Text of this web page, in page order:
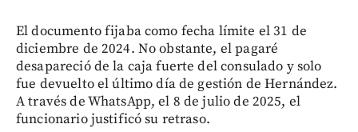
El documento fijaba como fecha límite el 31 de
diciembre de 2024. No obstante, el pagaré
desapareció de la caja fuerte del consulado y solo
fue devuelto el último día de gestión de Hernández.
A través de WhatsApp, el 8 de julio de 2025, el
funcionario justificó su retraso.